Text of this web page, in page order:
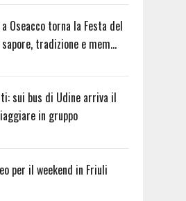
a Oseacco torna la Festa del
tradizione e mem…
sui bus di Udine arriva il
in gruppo
per il weekend in Friuli